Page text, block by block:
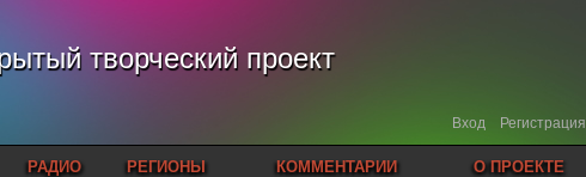
творческий проект
Вход Регистрация
РАДИО РЕГИОНЫ КОММЕНТАРИИ О ПРОЕКТЕ